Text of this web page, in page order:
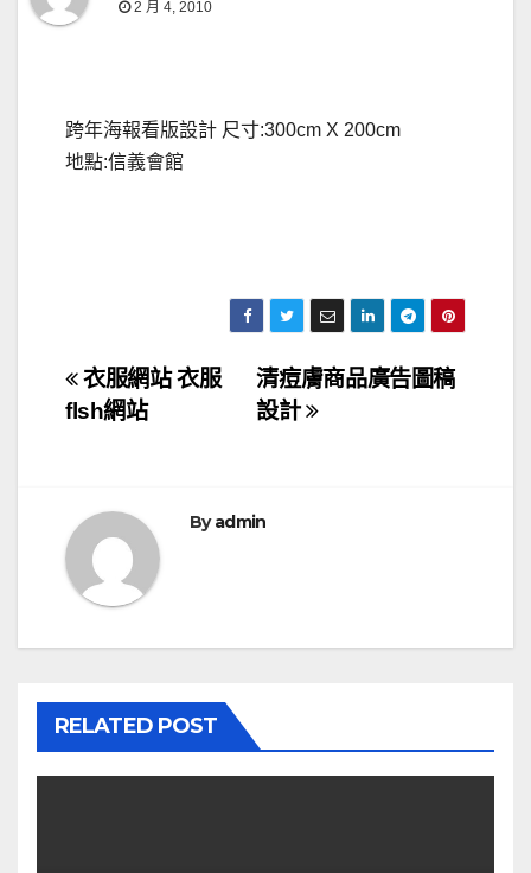
2 月 4, 2010
跨年海報看版設計 尺寸:300cm X 200cm
地點:信義會館
文
覽
清痘膚商品廣告圖稿
設計
衣服網站 衣服
flsh網站
Byadmin
RELATED POST